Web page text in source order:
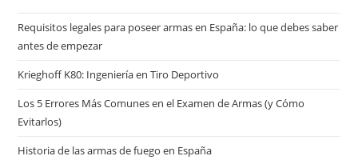
Requisitos legales para poseer armas en España: lo que debes saber
antes de empezar
Krieghoff K80: Ingeniería en Tiro Deportivo
Los 5 Errores Más Comunes en el Examen de Armas (y Cómo
Evitarlos)
Historia de las armas de fuego en España